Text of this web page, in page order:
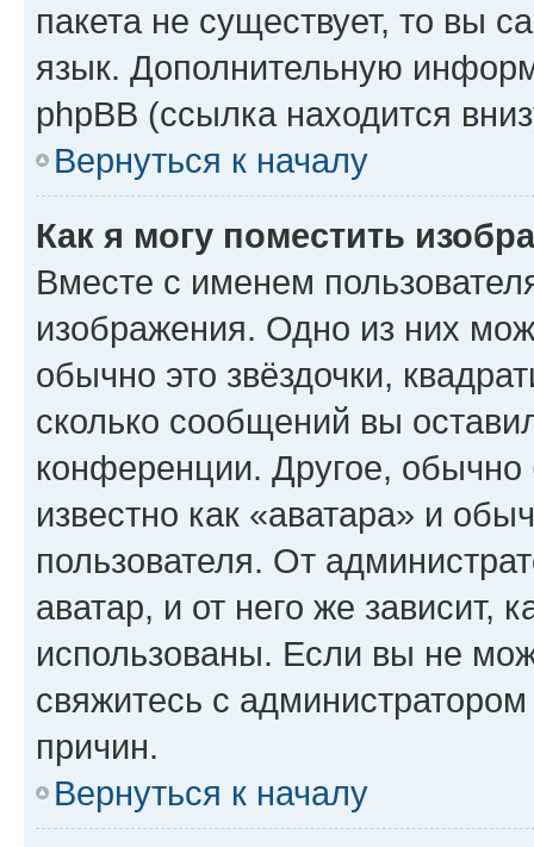
пакета не существует, то вы
язык. Дополнительную
phpBB (ссылка находится
Вернуться к началу
Как я могу поместить
Вместе с именем
изображения. Одно из них
обычно это звёздочки,
сколько сообщений вы
конференции. Другое,
известно как «аватара» и
пользователя. От
аватар, и от него же зависит,
использованы. Если вы не
свяжитесь с
причин.
Вернуться к началу